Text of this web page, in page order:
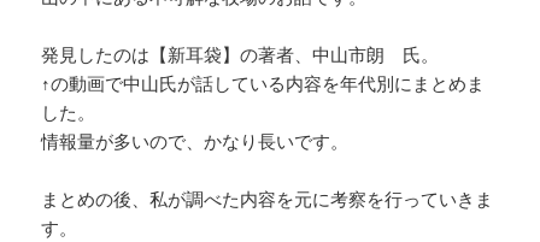
発見したのは【新耳袋】の著者、中山市朗 氏。
↑の動画で中山氏が話している内容を年代別にまとめま
した。
情報量が多いので、かなり長いです。
まとめの後、私が調べた内容を元に考察を行っていきま
す。